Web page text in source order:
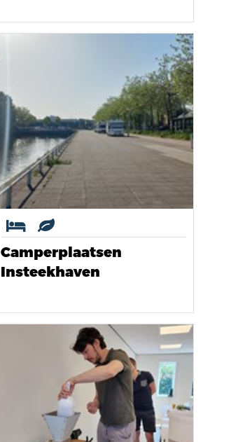
Camperplaatsen
Insteekhaven